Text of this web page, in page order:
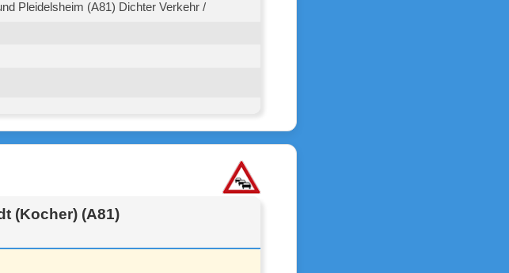
Pleidelsheim (A81) Dichter Verkehr /
(Kocher) (A81)